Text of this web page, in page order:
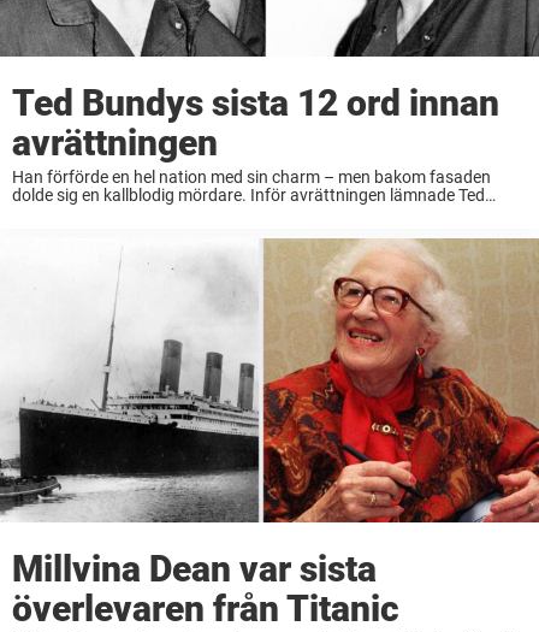
Ted Bundys sista 12 ord innan
avrättningen
Han förförde en hel nation med sin charm – men bakom fasaden
dolde sig en kallblodig mördare. Inför avrättningen lämnade Ted
Millvina Dean var sista
överlevaren från Titanic